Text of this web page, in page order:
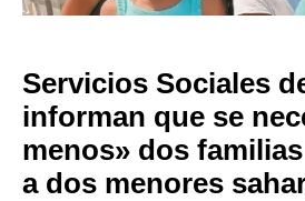
Servicios Sociales
informan que se
menos» dos
a dos menores